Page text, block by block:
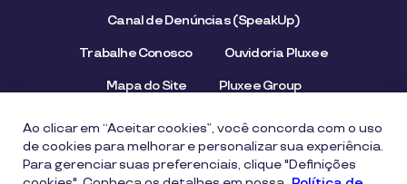
Canal de Denúncias (SpeakUp)
Trabalhe Conosco Ouvidoria Pluxee
Mapa do Site Pluxee Group
Ao clicar em “Aceitar cookies”, você concorda com o uso
de cookies para melhorar e personalizar sua experiência.
Para gerenciar suas preferenciais, clique "Definições